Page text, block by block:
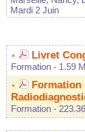
Mardi 2 Juin
Livret
Formation - 1.59
Formation
Formation -